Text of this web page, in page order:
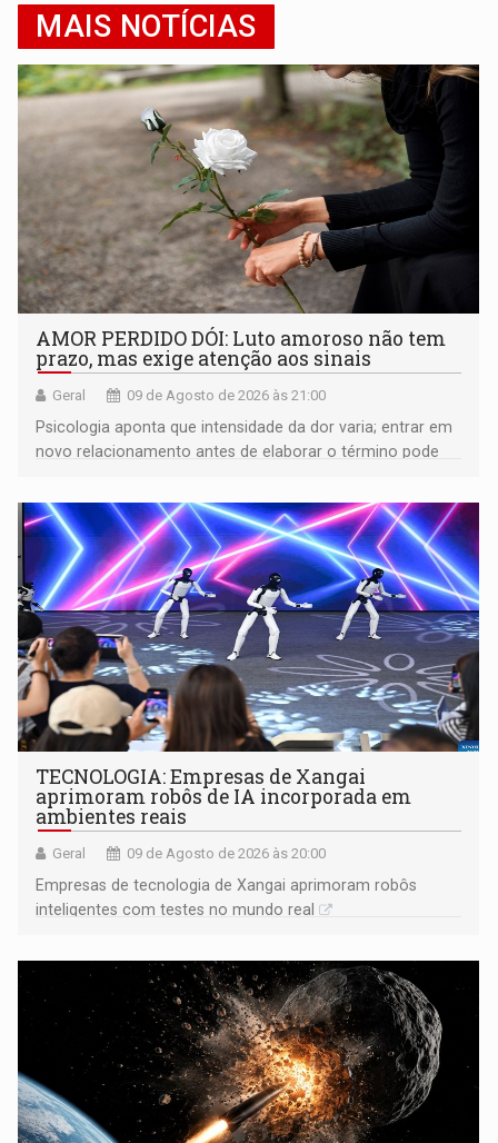
MAIS NOTÍCIAS
AMOR PERDIDO DÓI: Luto amoroso não tem
prazo, mas exige atenção aos sinais
Geral 09 de Agosto de 2026 às 21:00
Psicologia aponta que intensidade da dor varia; entrar em
novo relacionamento antes de elaborar o término pode
TECNOLOGIA: Empresas de Xangai
aprimoram robôs de IA incorporada em
ambientes reais
Geral 09 de Agosto de 2026 às 20:00
Empresas de tecnologia de Xangai aprimoram robôs
inteligentes com testes no mundo real